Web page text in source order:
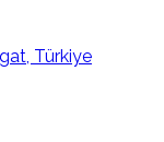
Türkiye